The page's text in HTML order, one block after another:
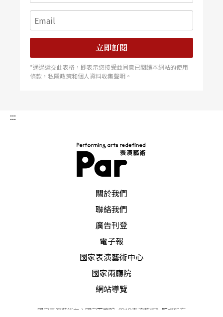
立即訂閱
*通過遞交此表格，即表示您接受並同意已閱讀本網站的使用
條款，私隱政策和個人資料收集聲明。
:::
關於我們
聯絡我們
廣告刊登
電子報
國家表演藝術中心
國家兩廳院
網站導覽
國家表演藝術中心國家兩廳院《PAR表演藝術》版權所有